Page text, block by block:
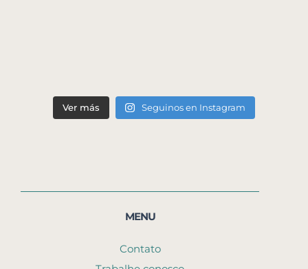
Ver más Seguinos en Instagram
MENU
Contato